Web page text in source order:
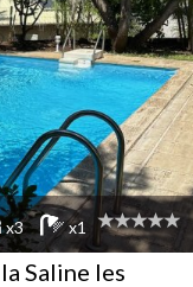
x3 x1
Saline les